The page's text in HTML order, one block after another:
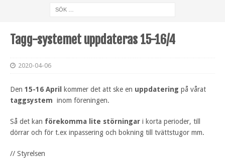
Tagg-systemet uppdateras 15-16/4
2020-04-06
Den 15-16 April kommer det att ske en uppdatering på vårat
taggsystem inom föreningen.
Så det kan förekomma lite störningar i korta perioder, till
dörrar och för t.ex inpassering och bokning till tvättstugor mm.
// Styrelsen